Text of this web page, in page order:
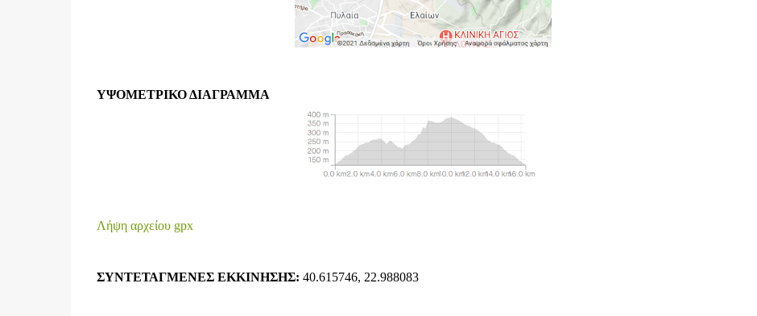
ΥΨΟΜΕΤΡΙΚΟ ΔΙΑΓΡΑΜΜΑ
Λήψη αρχείου gpx
ΣΥΝΤΕΤΑΓΜΕΝΕΣ ΕΚΚΙΝΗΣΗΣ: 40.615746, 22.988083